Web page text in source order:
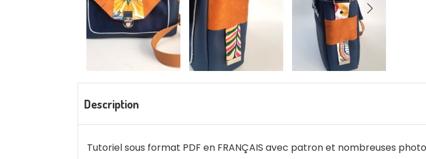
Description
Tutoriel sous format PDF en FRANÇAIS avec patron et nombreuses